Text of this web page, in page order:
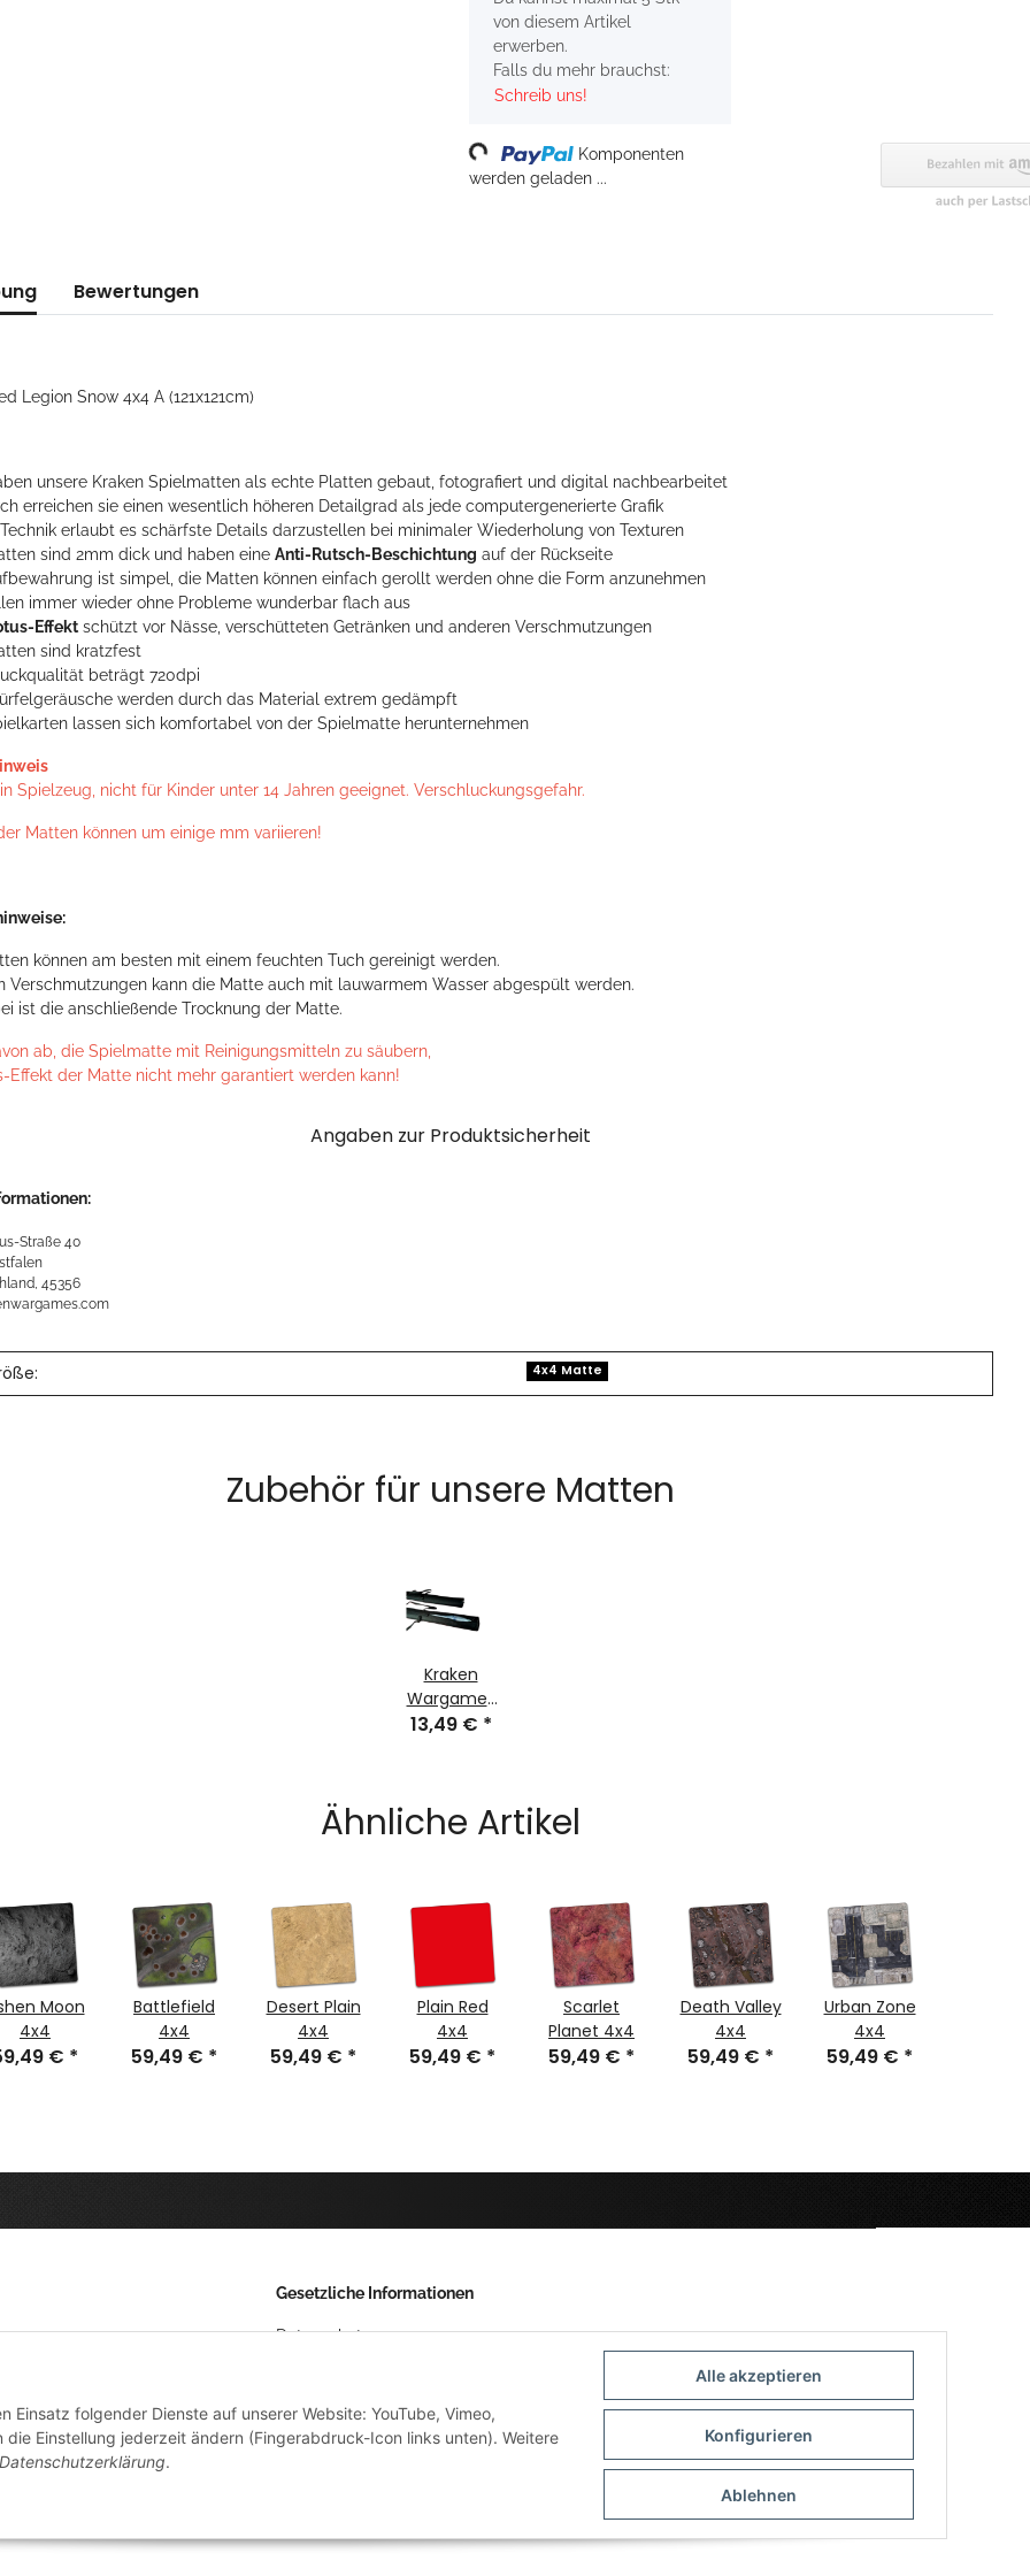
von diesem Artikel
erwerben.
Falls du mehr brauchst:
Schreib uns!
Loading...
Komponenten
werden geladen ...
Bewertungen
Legion Snow 4x4 A (121x121cm)
unsere Kraken Spielmatten als echte Platten gebaut, fotografiert und digital nachbearbeitet
erreichen sie einen wesentlich höheren Detailgrad als jede computergenerierte Grafik
erlaubt es schärfste Details darzustellen bei minimaler Wiederholung von Texturen
sind 2mm dick und haben eine Anti-Rutsch-Beschichtung auf der Rückseite
ist simpel, die Matten können einfach gerollt werden ohne die Form anzunehmen
immer wieder ohne Probleme wunderbar flach aus
Effekt schützt vor Nässe, verschütteten Getränken und anderen Verschmutzungen
sind kratzfest
beträgt 720dpi
werden durch das Material extrem gedämpft
lassen sich komfortabel von der Spielmatte herunternehmen
Spielzeug, nicht für Kinder unter 14 Jahren geeignet. Verschluckungsgefahr.
Matten können um einige mm variieren!
können am besten mit einem feuchten Tuch gereinigt werden.
Verschmutzungen kann die Matte auch mit lauwarmem Wasser abgespült werden.
ist die anschließende Trocknung der Matte.
ab, die Spielmatte mit Reinigungsmitteln zu säubern,
Effekt der Matte nicht mehr garantiert werden kann!
Angaben zur Produktsicherheit
Straße 40
45356
4x4 Matte
Zubehör für unsere Matten
Kraken
Wargames
Transporttasche
13,49 € *
Ähnliche Artikel
Moon
4x4
€ *
Battlefield
4x4
59,49 € *
Desert Plain
4x4
59,49 € *
Plain Red
4x4
59,49 € *
Scarlet
Planet 4x4
59,49 € *
Death Valley
4x4
59,49 € *
Urban Zone
4x4
59,49 € *
Gesetzliche Informationen
Datenschutz
Sitemap
Einsatz folgender Dienste auf unserer Website: YouTube, Vimeo,
Einstellung jederzeit ändern (Fingerabdruck-Icon links unten). Weitere
Datenschutzerklärung.
Alle akzeptieren
Konfigurieren
Ablehnen